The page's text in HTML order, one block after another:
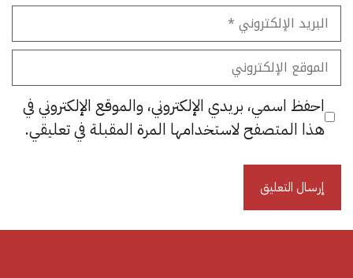
البريد
الإلكتروني
الموقع
الإلكتروني
احفظ اسمي، بريدي الإلكتروني، والموقع الإلكتروني في
هذا المتصفح لاستخدامها المرة المقبلة في تعليقي.